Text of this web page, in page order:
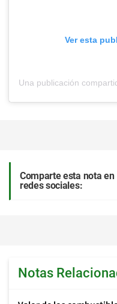
Ver esta
Comparte esta nota en
redes sociales:
Notas